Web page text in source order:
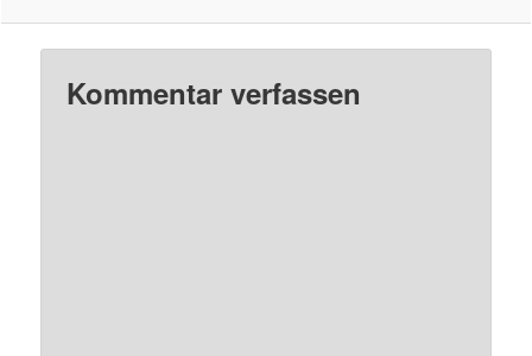
Kommentar verfassen